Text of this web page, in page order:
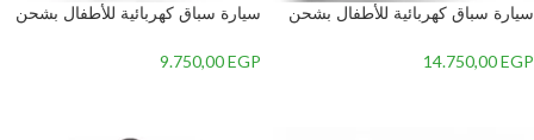
سيارة سباق كهربائية للأطفال بشحن
رياضي جذاب وإضاءة LED مذهلة.
14.750,00EGP
سيارة سباق كهربائية للأطفال بشحن
رياضي جذاب وإضاءة LED مذهلة.
9.750,00EGP